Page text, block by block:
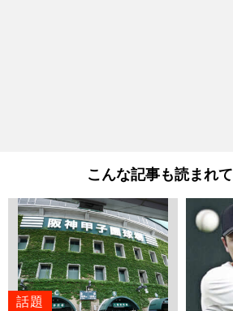
こんな記事も読まれ
話題